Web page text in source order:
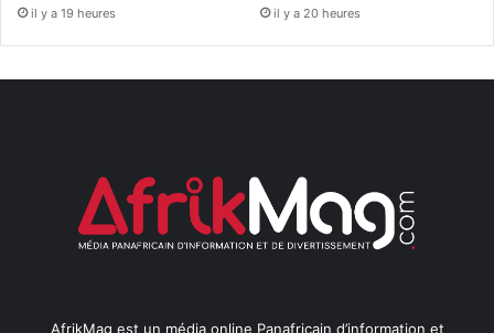
il y a 19 heures il y a 20 heures
AfrikMag est un média online Panafricain d’information et